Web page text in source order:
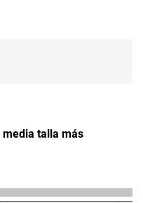
media talla más